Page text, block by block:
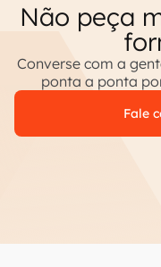
Não peça
Converse com a
ponta a ponta
Fale